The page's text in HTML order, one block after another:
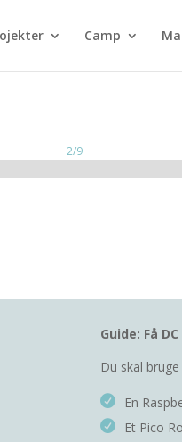
Camp
2/9
Guide: Få
Du skal
En
Et Pico